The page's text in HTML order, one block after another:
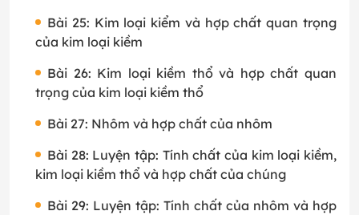
Bài 25: Kim loại kiểm và hợp chất quan trọng
của kim loại kiềm
Bài 26: Kim loại kiềm thổ và hợp chất quan
trọng của kim loại kiềm thổ
Bài 27: Nhôm và hợp chất của nhôm
Bài 28: Luyện tập: Tính chất của kim loại kiềm,
kim loại kiềm thổ và hợp chất của chúng
Bài 29: Luyện tập: Tính chất của nhôm và hợp